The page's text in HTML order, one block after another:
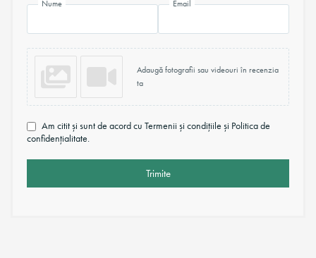
Nume Email
Adaugă fotografii sau videouri în recenzia
ta
Am citit și sunt de acord cu Termenii și condițiile și Politica de
confidențialitate.
Trimite